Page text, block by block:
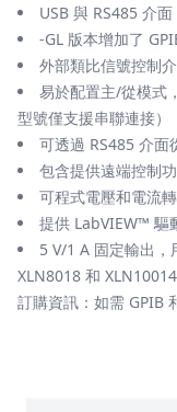
USB 與 RS485 介面
-GL 版本增加了
外部類比信號控制
易於配置主/從模式
型號僅支援串聯連接）
可透過 RS485 介面
包含提供遠端控制
可程式電壓和電流
提供 LabVIEW™ 驅
5 V/1 A 固定輸出，
XLN8018 和 XLN10014
訂購資訊：如需 GPIB